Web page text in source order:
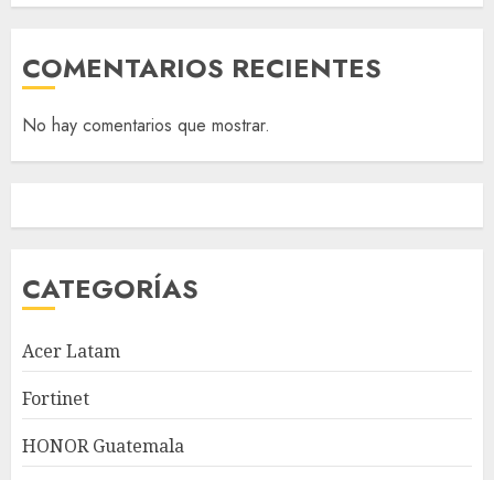
COMENTARIOS RECIENTES
No hay comentarios que mostrar.
CATEGORÍAS
Acer Latam
Fortinet
HONOR Guatemala